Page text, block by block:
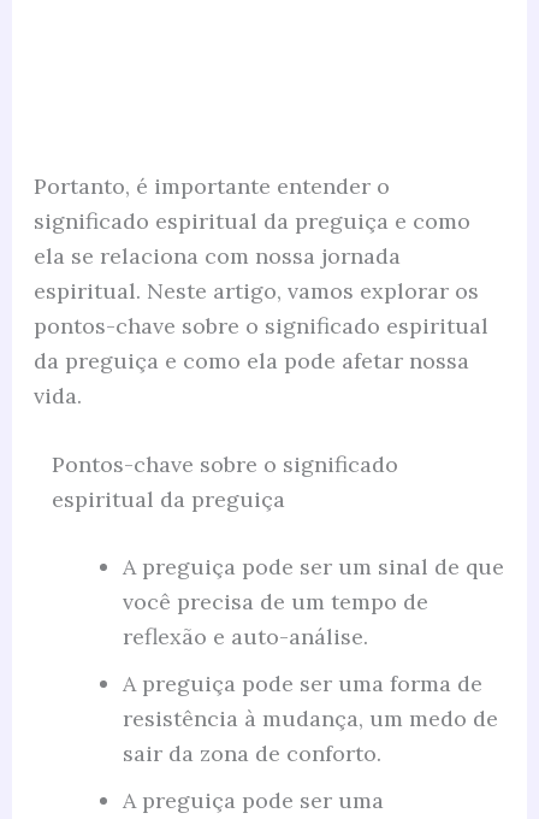
Portanto, é importante entender o
significado espiritual da preguiça e como
ela se relaciona com nossa jornada
espiritual. Neste artigo, vamos explorar os
pontos-chave sobre o significado espiritual
da preguiça e como ela pode afetar nossa
vida.
Pontos-chave sobre o significado
espiritual da preguiça
A preguiça pode ser um sinal de que
você precisa de um tempo de
reflexão e auto-análise.
A preguiça pode ser uma forma de
resistência à mudança, um medo de
sair da zona de conforto.
A preguiça pode ser uma